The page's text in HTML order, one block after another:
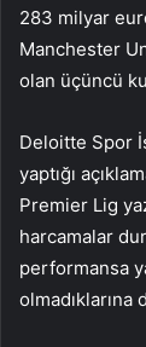
283 milyar
Manchester
olan üçüncü
Deloitte Spor
yaptığı
Premier Lig
harcamalar
performansa